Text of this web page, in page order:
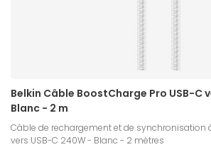
Belkin Câble BoostCharge Pro USB-C
Blanc - 2 m
Câble de rechargement et de synchronisation
vers USB-C 240W - Blanc - 2 mètres